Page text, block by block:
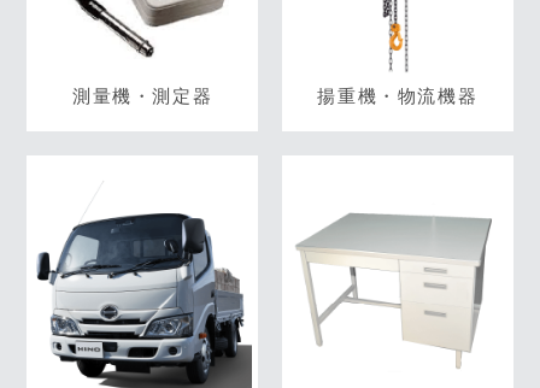
測量機・測定器 揚重機・物流機器